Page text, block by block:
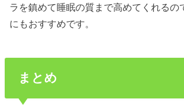
ラを鎮めて睡眠の質まで高めてくれるの
にもおすすめです。
まとめ